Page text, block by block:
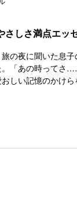
しさ満点エッセ
の夜に聞いた息
「あの時ってさ
しい記憶のかけ